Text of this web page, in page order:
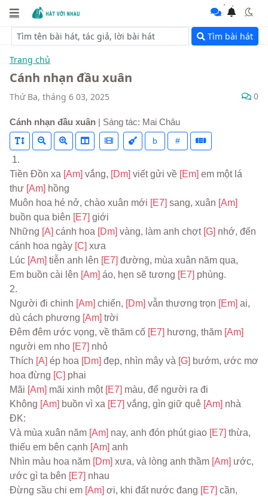
Tìm bài hát
Trang chủ
Cánh nhạn đầu xuân
Thứ Ba, tháng 6 03, 2025 0
Cánh nhạn đầu xuân | Sáng tác: Mai Châu
b #
1.
Tiền Đồn xa [Am] vắng, [Dm] viết gửi về [Em] em một lá
thư [Am] hồng
Muôn hoa hé nở, chào xuân mới [E7] sang, xuân
buồn qua biên [E7] giới
Những [A] cánh hoa [Dm] vàng, làm anh chợt [G] nhớ, đến
cánh hoa ngày [C] xưa
Lúc [Am] tiễn anh lên [E7] đường, mùa xuân năm qua,
Em buồn cài lên [Am] áo, hẹn sẽ tương [E7] phùng.
2.
Người đi chinh [Am] chiến, [Dm] vẫn thương trọn [Em] ai,
dù cách phương [Am] trời
Đêm đêm ước vọng, về thăm cố [E7] hương, thăm
người em nho [E7] nhỏ
Thích [A] ép hoa [Dm] đẹp, nhìn mây và [G] bướm, ước mơ
hoa đừng [C] phai
Mãi [Am] mãi xinh một [E7] màu, để người ra đi
Không [Am] buồn vì xa [E7] vắng, gìn giữ quê [Am] nhà
ĐK:
Và mùa xuân năm [Am] nay, anh đón phút giao [E7] thừa,
thiếu em bên cạnh [Am] anh
Nhìn màu hoa năm [Dm] xưa, và lòng anh thầm [Am] ước,
ước gì ta bên [E7] nhau
Đừng sầu chi em [Am] ơi, khi đất nước đang [E7] cần,